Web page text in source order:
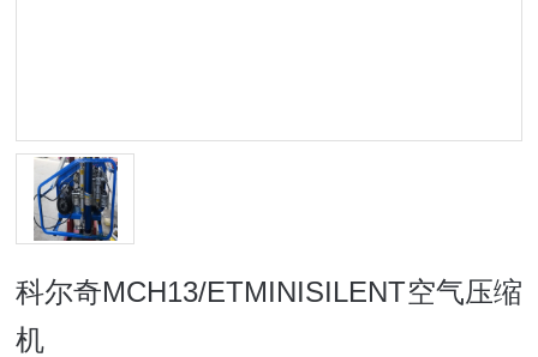
科尔奇MCH13/ETMINISILENT空气压缩
机